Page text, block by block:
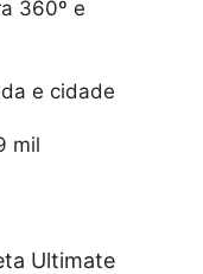
360º e
e cidade
mil
Ultimate